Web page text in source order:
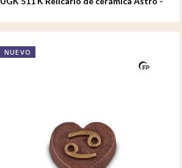
NUEVO